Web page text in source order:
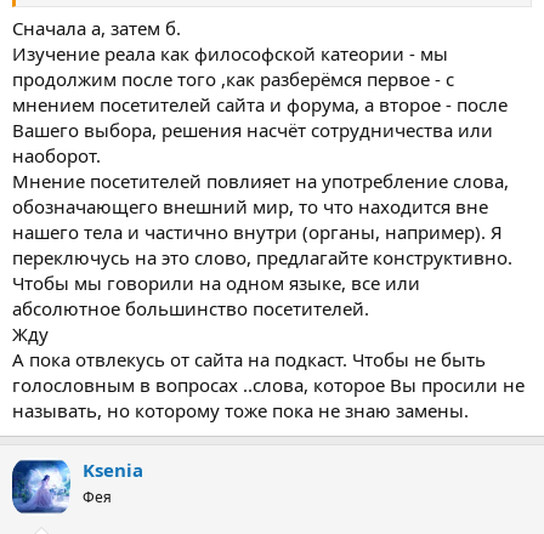
Сначала а, затем б.
Изучение реала как философской катеории - мы
продолжим после того ,как разберёмся первое - с
мнением посетителей сайта и форума, а второе - после
Вашего выбора, решения насчёт сотрудничества или
наоборот.
Мнение посетителей повлияет на употребление слова,
обозначающего внешний мир, то что находится вне
нашего тела и частично внутри (органы, например). Я
переключусь на это слово, предлагайте конструктивно.
Чтобы мы говорили на одном языке, все или
абсолютное большинство посетителей.
Жду
А пока отвлекусь от сайта на подкаст. Чтобы не быть
голословным в вопросах ..слова, которое Вы просили не
называть, но которому тоже пока не знаю замены.
Ksenia
Фея